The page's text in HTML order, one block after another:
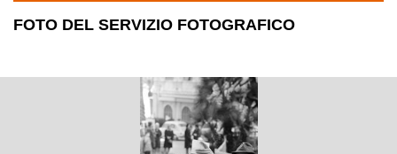
FOTO DEL SERVIZIO FOTOGRAFICO